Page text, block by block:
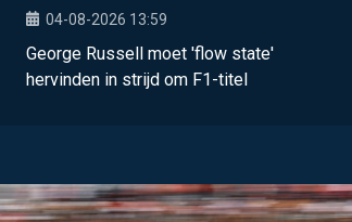
04-08-2026 13:59
George Russell moet 'flow state'
hervinden in strijd om F1-titel